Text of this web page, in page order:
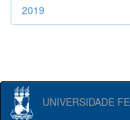
2019
UNIVERSIDADE